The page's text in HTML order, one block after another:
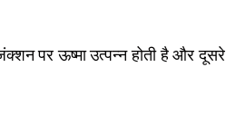
पर ऊष्मा उत्पन्न होती है और दूसरे